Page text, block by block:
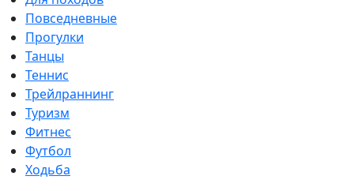
Повседневные
Прогулки
Танцы
Теннис
Трейлраннинг
Туризм
Фитнес
Футбол
Ходьба